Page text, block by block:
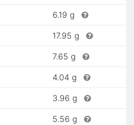
6.19 g
17.95 g
7.65 g
4.04 g
3.96 g
5.56 g